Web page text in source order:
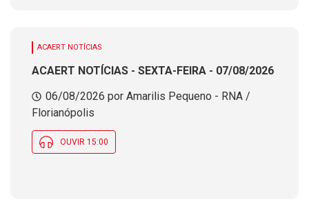
ACAERT NOTÍCIAS
ACAERT NOTÍCIAS - SEXTA-FEIRA - 07/08/2026
06/08/2026 por Amarilis Pequeno - RNA /
Florianópolis
OUVIR 15:00